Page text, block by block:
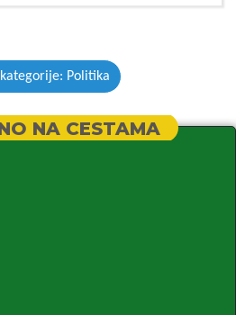
Politika
NA CESTAMA